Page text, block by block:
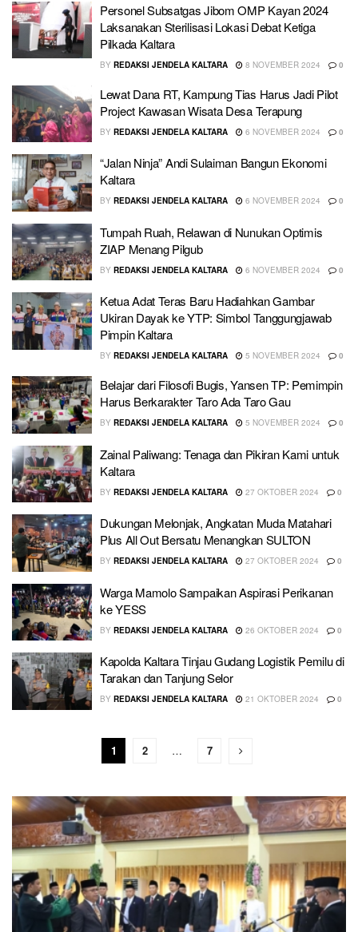
Personel Subsatgas Jibom OMP Kayan 2024
Laksanakan Sterilisasi Lokasi Debat Ketiga
Pilkada Kaltara
BY REDAKSI JENDELA KALTARA 8 NOVEMBER 2024 0
Lewat Dana RT, Kampung Tias Harus Jadi Pilot
Project Kawasan Wisata Desa Terapung
BY REDAKSI JENDELA KALTARA 6 NOVEMBER 2024 0
“Jalan Ninja” Andi Sulaiman Bangun Ekonomi
Kaltara
BY REDAKSI JENDELA KALTARA 6 NOVEMBER 2024 0
Tumpah Ruah, Relawan di Nunukan Optimis
ZIAP Menang Pilgub
BY REDAKSI JENDELA KALTARA 6 NOVEMBER 2024 0
Ketua Adat Teras Baru Hadiahkan Gambar
Ukiran Dayak ke YTP: Simbol Tanggungjawab
Pimpin Kaltara
BY REDAKSI JENDELA KALTARA 5 NOVEMBER 2024 0
Belajar dari Filosofi Bugis, Yansen TP: Pemimpin
Harus Berkarakter Taro Ada Taro Gau
BY REDAKSI JENDELA KALTARA 5 NOVEMBER 2024 0
Zainal Paliwang: Tenaga dan Pikiran Kami untuk
Kaltara
BY REDAKSI JENDELA KALTARA 27 OKTOBER 2024 0
Dukungan Melonjak, Angkatan Muda Matahari
Plus All Out Bersatu Menangkan SULTON
BY REDAKSI JENDELA KALTARA 27 OKTOBER 2024 0
Warga Mamolo Sampaikan Aspirasi Perikanan
ke YESS
BY REDAKSI JENDELA KALTARA 26 OKTOBER 2024 0
Kapolda Kaltara Tinjau Gudang Logistik Pemilu di
Tarakan dan Tanjung Selor
BY REDAKSI JENDELA KALTARA 21 OKTOBER 2024 0
1 2 … 7